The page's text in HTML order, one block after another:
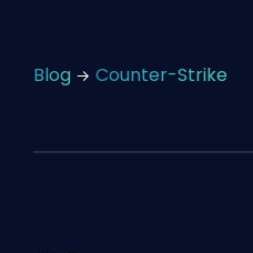
Blog Counter-Strike